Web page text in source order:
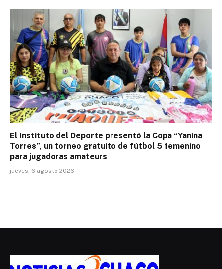
El Instituto del Deporte presentó la Copa “Yanina
Torres”, un torneo gratuito de fútbol 5 femenino
para jugadoras amateurs
jueves, 6 agosto 2026